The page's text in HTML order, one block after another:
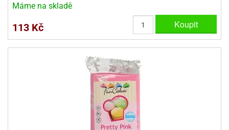
Máme na skladě
113 Kč Koupit